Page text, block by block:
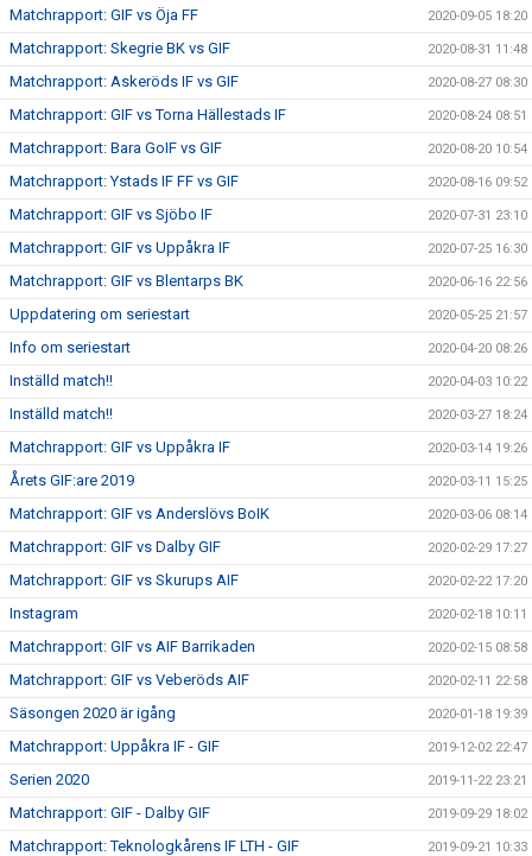
Matchrapport: GIF vs Öja FF 2020-09-05 18:20
Matchrapport: Skegrie BK vs GIF 2020-08-31 11:48
Matchrapport: Askeröds IF vs GIF 2020-08-27 08:30
Matchrapport: GIF vs Torna Hällestads IF 2020-08-24 08:51
Matchrapport: Bara GoIF vs GIF 2020-08-20 10:54
Matchrapport: Ystads IF FF vs GIF 2020-08-16 09:52
Matchrapport: GIF vs Sjöbo IF 2020-07-31 23:10
Matchrapport: GIF vs Uppåkra IF 2020-07-25 16:30
Matchrapport: GIF vs Blentarps BK 2020-06-16 22:56
Uppdatering om seriestart 2020-05-25 21:57
Info om seriestart 2020-04-20 08:26
Inställd match!! 2020-04-03 10:22
Inställd match!! 2020-03-27 18:24
Matchrapport: GIF vs Uppåkra IF 2020-03-14 19:26
Årets GIF:are 2019 2020-03-11 15:25
Matchrapport: GIF vs Anderslövs BoIK 2020-03-06 08:14
Matchrapport: GIF vs Dalby GIF 2020-02-29 17:27
Matchrapport: GIF vs Skurups AIF 2020-02-22 17:20
Instagram 2020-02-18 10:11
Matchrapport: GIF vs AIF Barrikaden 2020-02-15 08:58
Matchrapport: GIF vs Veberöds AIF 2020-02-11 22:58
Säsongen 2020 är igång 2020-01-18 19:39
Matchrapport: Uppåkra IF - GIF 2019-12-02 22:47
Serien 2020 2019-11-22 23:21
Matchrapport: GIF - Dalby GIF 2019-09-29 18:02
Matchrapport: Teknologkårens IF LTH - GIF 2019-09-21 10:33